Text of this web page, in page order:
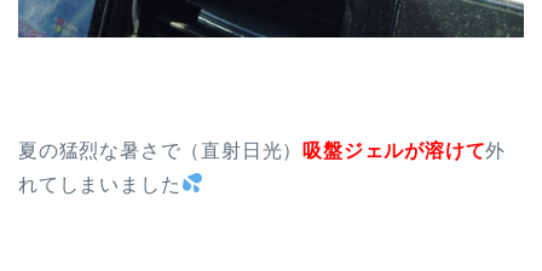
夏の猛烈な暑さで（直射日光） 吸盤ジェルが溶けて外
れてしまいました